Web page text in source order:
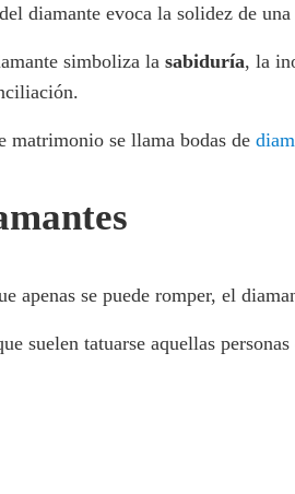
diamante evoca la solidez de
simboliza lasabiduría, la
matrimonio se llama bodas de
apenas se puede romper, el
suelen tatuarse aquellas